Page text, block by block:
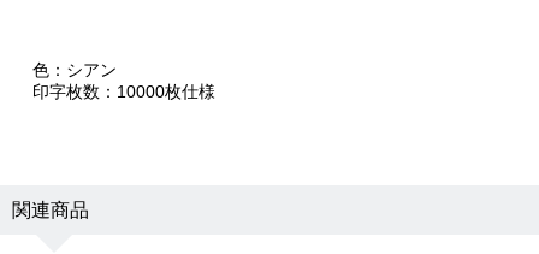
色：シアン
印字枚数：10000枚仕様
関連商品